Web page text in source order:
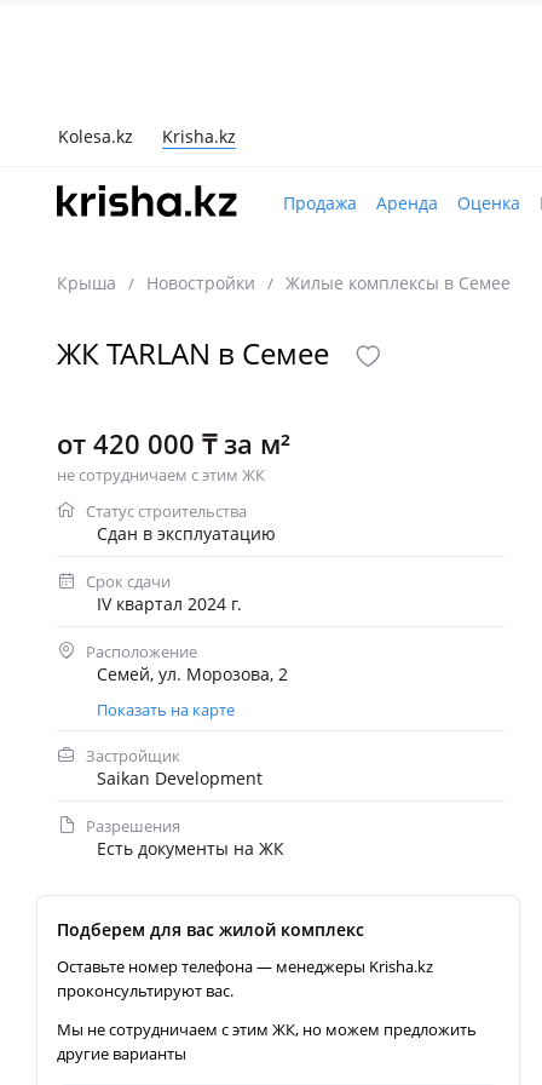
Kolesa.kz Krisha.kz
Продажа Аренда Оценка
Крыша / Новостройки / Жилые комплексы в Семее
ЖК TARLAN в Семее
от 420 000 ₸ за м²
не сотрудничаем с этим ЖК
Статус строительства
Сдан в эксплуатацию
Срок сдачи
IV квартал 2024 г.
Расположение
Семей, ул. Морозова, 2
Показать на карте
Застройщик
Saikan Development
Разрешения
Есть документы на ЖК
Подберем для вас жилой комплекс
Оставьте номер телефона — менеджеры Krisha.kz
проконсультируют вас.
Мы не сотрудничаем с этим ЖК, но можем предложить
другие варианты